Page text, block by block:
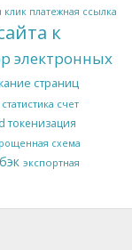
клик платежная ссылка
к
электронных
страниц
статистика счет
токенизация
схема
экспортная